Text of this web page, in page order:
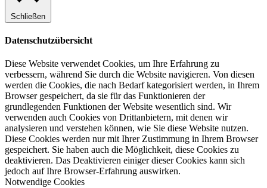
Schließen
Datenschutzübersicht
Diese Website verwendet Cookies, um Ihre Erfahrung zu
verbessern, während Sie durch die Website navigieren. Von diesen
werden die Cookies, die nach Bedarf kategorisiert werden, in Ihrem
Browser gespeichert, da sie für das Funktionieren der
grundlegenden Funktionen der Website wesentlich sind. Wir
verwenden auch Cookies von Drittanbietern, mit denen wir
analysieren und verstehen können, wie Sie diese Website nutzen.
Diese Cookies werden nur mit Ihrer Zustimmung in Ihrem Browser
gespeichert. Sie haben auch die Möglichkeit, diese Cookies zu
deaktivieren. Das Deaktivieren einiger dieser Cookies kann sich
jedoch auf Ihre Browser-Erfahrung auswirken.
Notwendige Cookies